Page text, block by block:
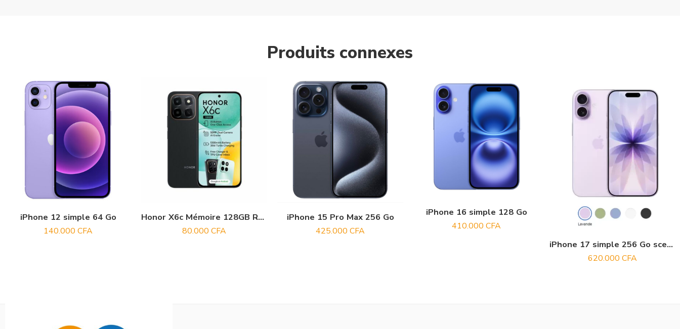
Produits connexes
iPhone 12 simple 64 Go
140.000 CFA
Honor X6c Mémoire 128GB Ram 6GB écran 6,61 pouces
80.000 CFA
iPhone 15 Pro Max 256 Go
425.000 CFA
iPhone 16 simple 128 Go
410.000 CFA
iPhone 17 simple 256 Go scellé
620.000 CFA